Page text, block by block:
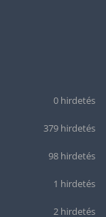
0 hirdetés
379 hirdetés
98 hirdetés
1 hirdetés
2 hirdetés